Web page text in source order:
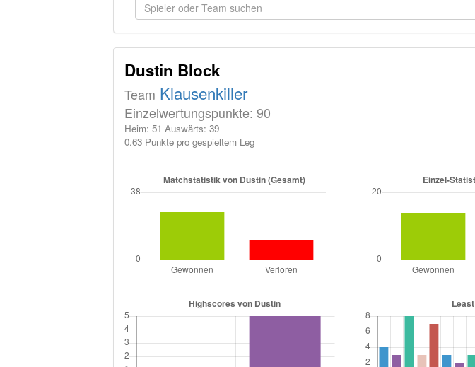
Spieler oder Team suchen
Dustin Block
Team Klausenkiller
Einzelwertungspunkte: 90
Heim: 51 Auswärts: 39
0.63 Punkte pro gespieltem Leg